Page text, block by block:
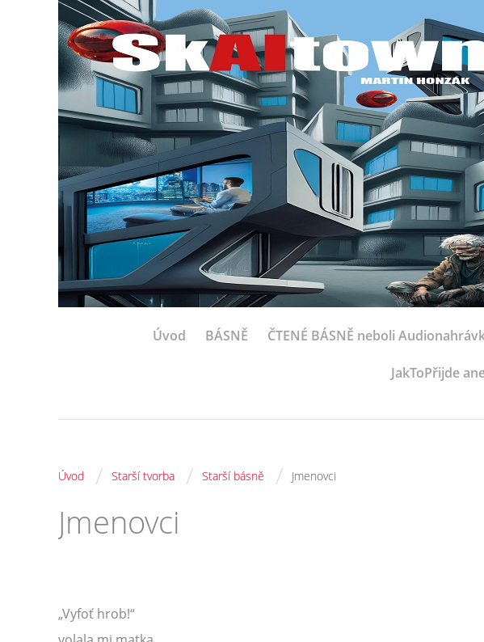
Úvod BÁSNĚ ČTENÉ BÁSNĚ neboli
JakToPřijde
Úvod / Starší tvorba / Starší básně / Jmenovci
Jmenovci
„Vyfoť hrob!“